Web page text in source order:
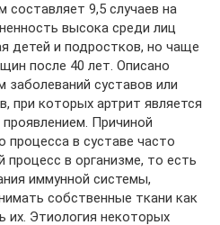
9,5 случаев на
высока среди лиц
детей и подростков, но чаще
после 40 лет. Описано
суставов или
при которых артрит является
Причиной
процесса в суставе часто
в организме, то есть
иммунной системы,
собственные ткани как
их. Этиология некоторых